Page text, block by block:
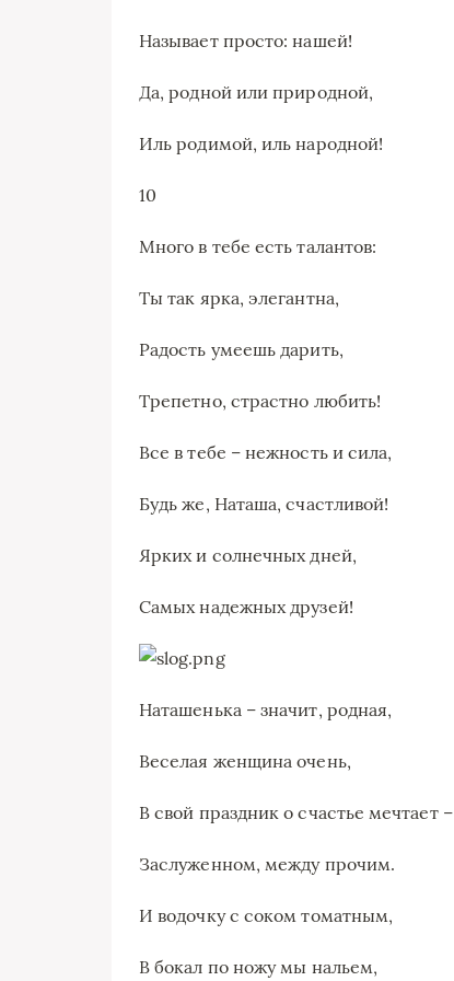
Называет просто: нашей!
Да, родной или природной,
Иль родимой, иль народной!
10
Много в тебе есть талантов:
Ты так ярка, элегантна,
Радость умеешь дарить,
Трепетно, страстно любить!
Все в тебе – нежность и сила,
Будь же, Наташа, счастливой!
Ярких и солнечных дней,
Самых надежных друзей!
Наташенька – значит, родная,
Веселая женщина очень,
В свой праздник о счастье мечтает –
Заслуженном, между прочим.
И водочку с соком томатным,
В бокал по ножу мы нальем,